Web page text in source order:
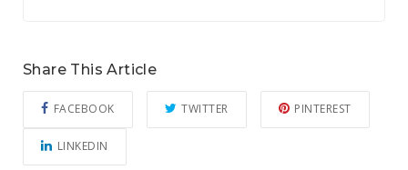
Share This Article
FACEBOOK TWITTER PINTEREST
LINKEDIN